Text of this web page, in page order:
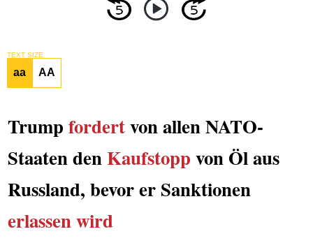
TEXT SIZE
aa AA
Trump fordertvon allen NATO-
Staaten denKaufstopp von Öl aus
Russland, bevor er Sanktionen
erlassen wird